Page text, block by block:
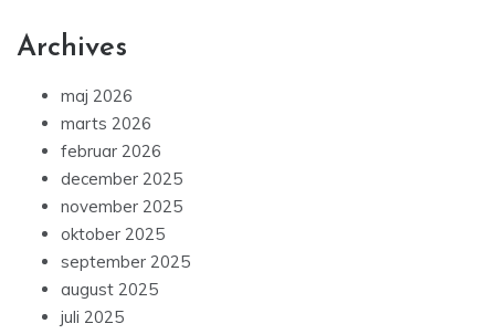
Archives
maj 2026
marts 2026
februar 2026
december 2025
november 2025
oktober 2025
september 2025
august 2025
juli 2025